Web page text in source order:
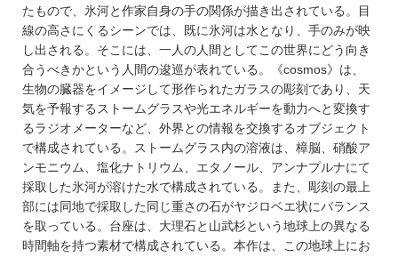
たもので、氷河と作家自身の手の関係が描き出されている。目
線の高さにくるシーンでは、既に氷河は水となり、手のみが映
し出される。そこには、一人の人間としてこの世界にどう向き
合うべきかという人間の逡巡が表れている。《cosmos》は、
生物の臓器をイメージして形作られたガラスの彫刻であり、天
気を予報するストームグラスや光エネルギーを動力へと変換す
るラジオメーターなど、外界との情報を交換するオブジェクト
で構成されている。ストームグラス内の溶液は、樟脳、硝酸ア
ンモニウム、塩化ナトリウム、エタノール、アンナプルナにて
採取した氷河が溶けた水で構成されている。また、彫刻の最上
部には同地で採取した同じ重さの石がヤジロベエ状にバランス
を取っている。台座は、大理石と山武杉という地球上の異なる
時間軸を持つ素材で構成されている。本作は、この地球上にお